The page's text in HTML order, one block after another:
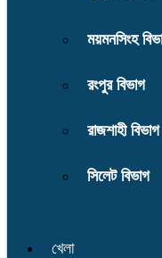
ময়মনসিংহ
রংপুর বিভাগ
রাজশাহী বিভাগ
সিলেট বিভাগ
খেলা